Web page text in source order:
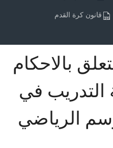
قانون كرة القدم
79 المتعلق بالاحكام
التدريب في
الرياضي